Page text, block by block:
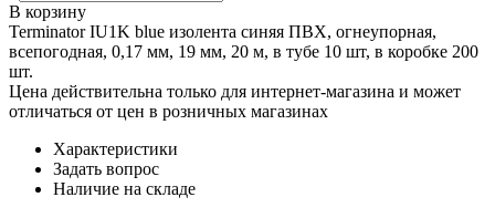
В корзину
Terminator IU1K blue изолента синяя ПВХ, огнеупорная,
всепогодная, 0,17 мм, 19 мм, 20 м, в тубе 10 шт, в коробке 200
шт.
Цена действительна только для интернет-магазина и может
отличаться от цен в розничных магазинах
Характеристики
Задать вопрос
Наличие на складе